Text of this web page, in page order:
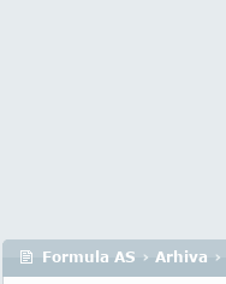
Formula AS › Arhiva ›